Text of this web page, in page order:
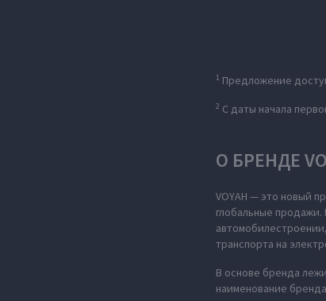
1 Предложение
2 C даты начала
О БРЕНДЕ
VOYAH — это новый
глобальные
транспорта на
В основе бренда
наименование